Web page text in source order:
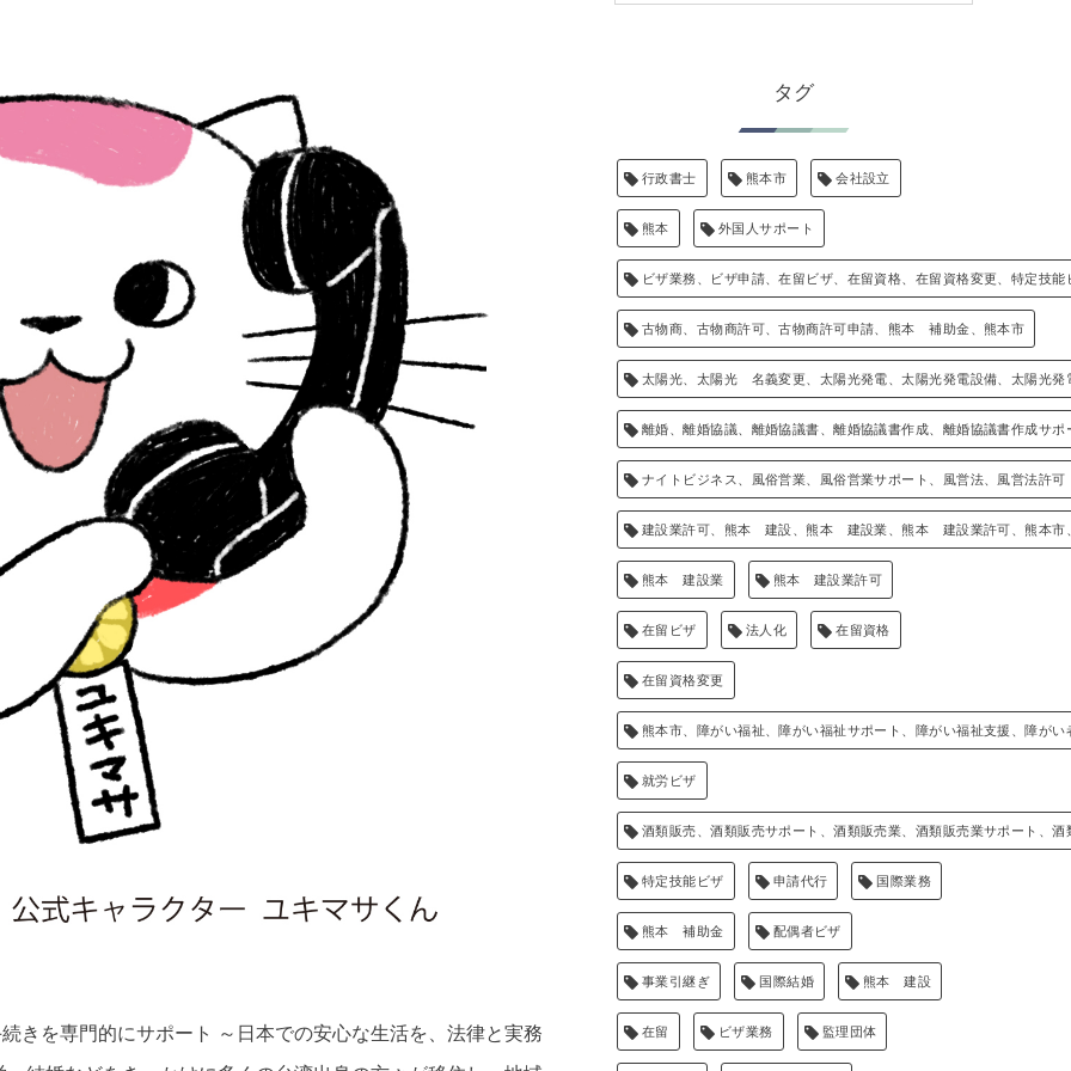
きを専門的にサポート
～日本での安心な生活を、法律と実務
タグ
行政書士 熊本市 会社設立
熊本 外国人サポート
ビザ業務、ビザ申請、在留ビザ、在留資格、在留資格変更、特定技能
古物商、古物商許可、古物商許可申請、熊本 補助金、熊本市
太陽光、太陽光 名義変更、太陽光発電、太陽光発電設備、太陽光
離婚、離婚協議、離婚協議書、離婚協議書作成、離婚協議書作成サポ
ナイトビジネス、風俗営業、風俗営業サポート、風営法、風営法許可
建設業許可、熊本 建設、熊本 建設業、熊本 建設業許可、熊本市
熊本 建設業 熊本 建設業許可
在留ビザ 法人化 在留資格
在留資格変更
熊本市、障がい福祉、障がい福祉サポート、障がい福祉支援、障がい
就労ビザ
酒類販売、酒類販売サポート、酒類販売業、酒類販売業サポート、
特定技能ビザ 申請代行 国際業務
熊本 補助金 配偶者ビザ
事業引継ぎ 国際結婚 熊本 建設
在留 ビザ業務 監理団体